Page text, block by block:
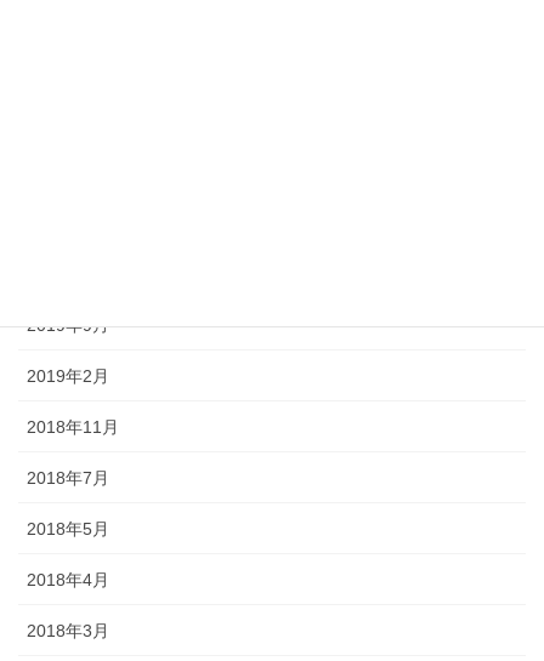
2019年9月
2019年2月
2018年11月
2018年7月
2018年5月
2018年4月
2018年3月